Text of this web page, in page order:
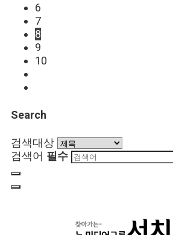
6
7
8
9
10
Search
검색대상
검색어 필수